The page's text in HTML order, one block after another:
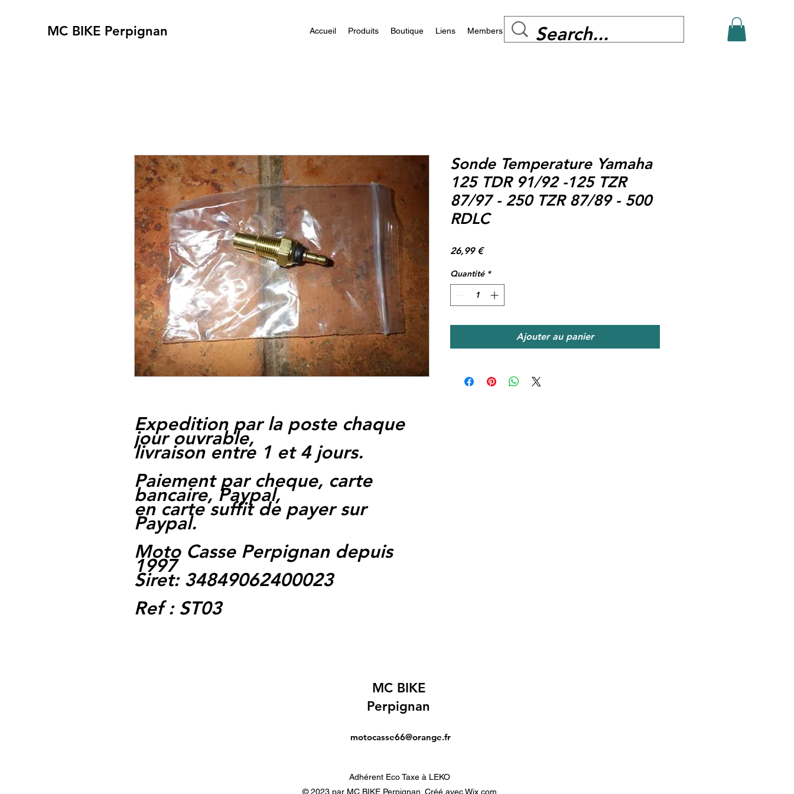
MC BIKE Perpignan Accueil Produits Boutique Liens Members
Expedition par la poste chaque
jour ouvrable,
livraison entre 1 et 4 jours.
Paiement par cheque, carte
bancaire, Paypal,
en carte suffit de payer sur
Paypal.
Moto Casse Perpignan depuis
1997
Siret: 34849062400023
Ref : ST03
Sonde Temperature Yamaha
125 TDR 91/92 -125 TZR
87/97 - 250 TZR 87/89 - 500
RDLC
26,99 €Prix
Quantité *
Ajouter au panier
MC BIKE
Perpignan
motocasse66@orange.fr
Adhérent Eco Taxe à LEKO
© 2023 par MC BIKE Perpignan. Créé avec Wix.com